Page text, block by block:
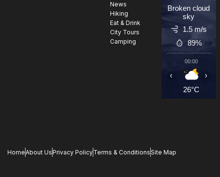
News
Hiking
Eat & Drink
City Tours
Camping
Broken cloud
sky
1.5 m/s
89%
00:00
26°C
‹ ›
HomeAbout UsPrivacy PolicyTerms & ConditionsSite Map